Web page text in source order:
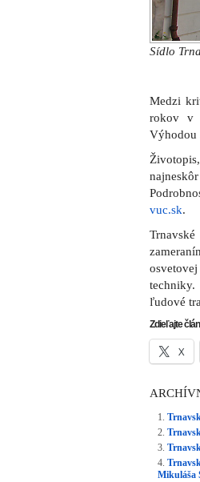
Sídlo
Medzi
rokov v
Výhodou
vuc.sk.
ľudové
Zdieľajte
X
Mikuláša